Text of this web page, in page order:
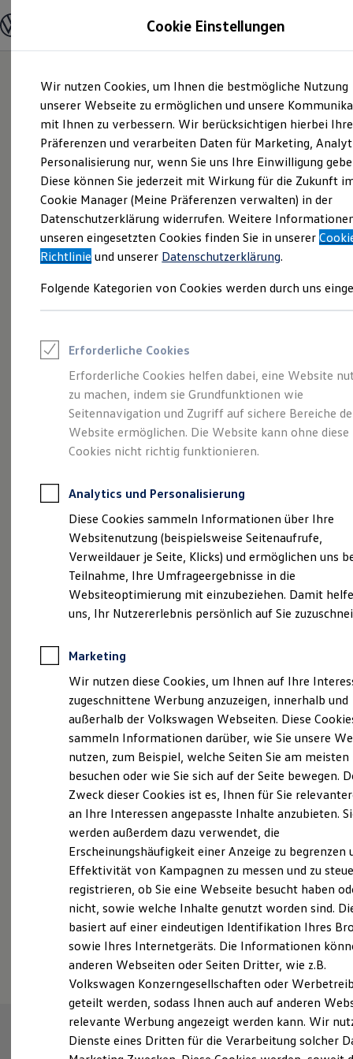
Hauptinhalt
springen
Footer
springen
Modelle und Konfigurator
Modelle vergleichen
Elektroautos
ENERGY Sondermodelle
Nutzfahrzeuge
SUV und CUV
Familienautos
Kombis
Kompaktwagen
Sportwagen
Schnell verfügbare Fahrzeuge
Angebote und Produkte
Aktuelle Angebote
E-Auto-Förderung
Volkswagen Marktplatz
Junge Gebrauchtwagen und Gebrauchtwagen
Saisonangebote
Leasing
Leasing-Angebote
Gebrauchtwagen Leasing
Junge Gebrauchtwagen-Leasing
Elektroauto Leasing
Kleinwagen-Leasing
Leasing ohne Anzahlung
Autokredit mit Schlussrate
Versicherungen und Garantien
Kfz-Versicherung
Restschuldversicherungen
Garantien
Wartungsverträge
Geschäftskunden
Professional Class bei Volkswagen
Großkunden
Behörden
Anpfiff zum Gewinn
Elektroautos
ID. Tutorials
Elektrofahrzeugkonzepte
Reichweite
Reichweite der ID. Modelle
Reichweite im Winter
Laden
Laden unterwegs
Laden Zuhause
Ladezeitensimulator
Batterie
Sicherheit
Garantie und Lebensdauer
Nachhaltigkeit
Technologie
Kosten und Kauf
Verbrauchskosten
Kaufoptionen
E-Auto-Förderung
Software und Konnektivität
Die ID. Software 6
ID. Software Versionen und Updates
Digitale Extras
Schnittstellen zu Ihrem ID.
Die ENERGY
Sondermodelle
Probefahrt vereinbaren
Fahrzeugangebot anfordern
Serviceanfrage stellen
Cookie Einstellungen
Wir nutzen Cookies, um Ihnen die bestmögliche Nutzung
unserer Webseite zu ermöglichen und unsere
mit Ihnen zu verbessern. Wir berücksichtigen hierbei Ihre
Präferenzen und verarbeiten Daten für Marketing,
Personalisierung nur, wenn Sie uns Ihre Einwilligung
Diese können Sie jederzeit mit Wirkung für die Zukunft
Cookie Manager (Meine Präferenzen verwalten) in der
Datenschutzerklärung widerrufen. Weitere
unseren eingesetzten Cookies finden Sie in unserer
Richtlinie und unserer Datenschutzerklärung.
Folgende Kategorien von Cookies werden durch uns
Erforderliche Cookies
Erforderliche Cookies helfen dabei, eine Website
zu machen, indem sie Grundfunktionen wie
Seitennavigation und Zugriff auf sichere Bereiche
Website ermöglichen. Die Website kann ohne diese
Cookies nicht richtig funktionieren.
Analytics und Personalisierung
Diese Cookies sammeln Informationen über Ihre
Websitenutzung (beispielsweise Seitenaufrufe,
Verweildauer je Seite, Klicks) und ermöglichen uns
Teilnahme, Ihre Umfrageergebnisse in die
Websiteoptimierung mit einzubeziehen. Damit
uns, Ihr Nutzererlebnis persönlich auf Sie
Marketing
Wir nutzen diese Cookies, um Ihnen auf Ihre
zugeschnittene Werbung anzuzeigen, innerhalb und
außerhalb der Volkswagen Webseiten. Diese
sammeln Informationen darüber, wie Sie unsere
nutzen, zum Beispiel, welche Seiten Sie am meisten
besuchen oder wie Sie sich auf der Seite bewegen.
Zweck dieser Cookies ist es, Ihnen für Sie
an Ihre Interessen angepasste Inhalte anzubieten.
werden außerdem dazu verwendet, die
Erscheinungshäufigkeit einer Anzeige zu begrenzen
Effektivität von Kampagnen zu messen und zu
registrieren, ob Sie eine Webseite besucht haben
nicht, sowie welche Inhalte genutzt worden sind.
basiert auf einer eindeutigen Identifikation Ihres
sowie Ihres Internetgeräts. Die Informationen
anderen Webseiten oder Seiten Dritter, wie z.B.
Volkswagen Konzerngesellschaften oder
geteilt werden, sodass Ihnen auch auf anderen
relevante Werbung angezeigt werden kann. Wir
Dienste eines Dritten für die Verarbeitung solcher